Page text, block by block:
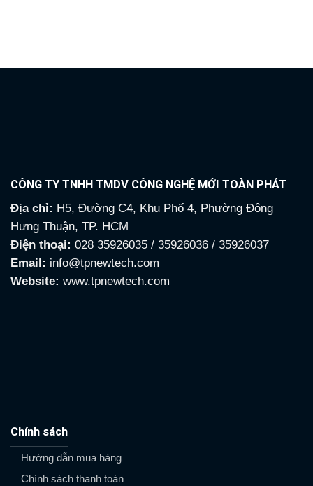
CÔNG TY TNHH TMDV CÔNG NGHỆ MỚI TOÀN PHÁT
Địa chỉ: H5, Đường C4, Khu Phố 4, Phường Đông
Hưng Thuận, TP. HCM
Điện thoại: 028 35926035 / 35926036 / 35926037
Email: info@tpnewtech.com
Website: www.tpnewtech.com
Chính sách
Hướng dẫn mua hàng
Chính sách thanh toán